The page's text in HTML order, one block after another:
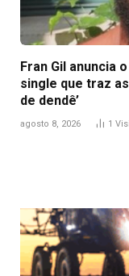
Fran Gil anuncia
single que traz
de dendê’
agosto 8, 2026 1